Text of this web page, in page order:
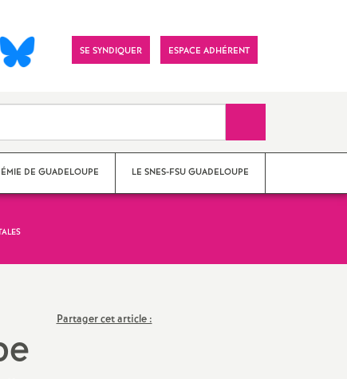
Visitez
notreSE SYNDIQUER ESPACE ADHÉRENT
DE GUADELOUPE LE SNES-FSU GUADELOUPE
Partager cet article :